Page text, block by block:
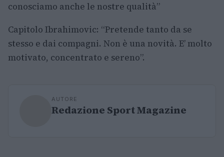
conosciamo anche le nostre qualità”
Capitolo Ibrahimovic: “Pretende tanto da se
stesso e dai compagni. Non è una novità. E’ molto
motivato, concentrato e sereno”.
AUTORE
Redazione Sport Magazine